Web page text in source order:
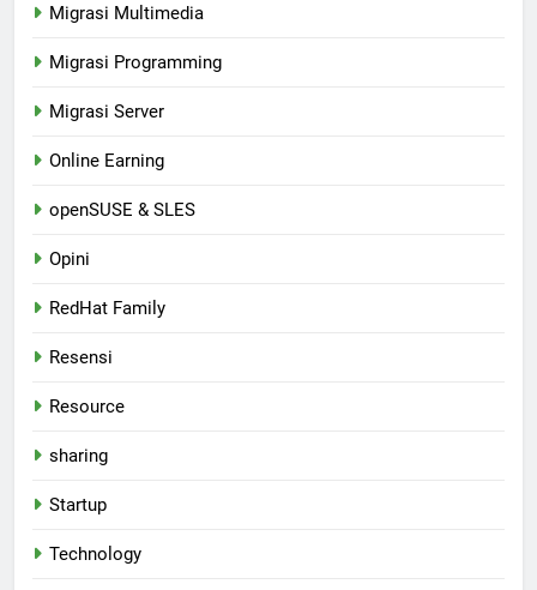
Migrasi Multimedia
Migrasi Programming
Migrasi Server
Online Earning
openSUSE & SLES
Opini
RedHat Family
Resensi
Resource
sharing
Startup
Technology